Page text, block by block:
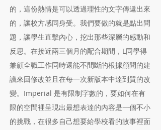
的，這份熱情是可以透過理性的文字傳遞出來
的，讓校方感同身受。我們要做的就是點出問
題，讓學生直擊內心，挖出那些深層的感動和
反思。在接近兩三個月的配合期間，L同學得
兼顧全職工作同時還能不間斷的根據顧問的建
議來回修改並且在每一次新版本中達到質的改
變。Imperial 是有限制字數的，要如何在有
限的空間裡呈現出最想表達的內容是一個不小
的挑戰，在很多自己想要給學校看的故事裡面